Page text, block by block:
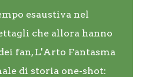
esaustiva nel
che allora hanno
fan, L'Arto Fantasma
di storia one-shot: